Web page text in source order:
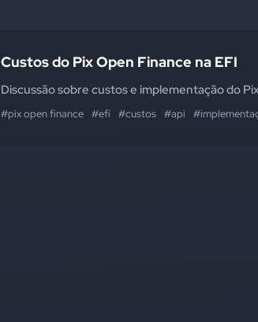
Custos do Pix Open Finance na EFI
Discussão sobre custos e implementação do
#pix open finance #efí #custos #api